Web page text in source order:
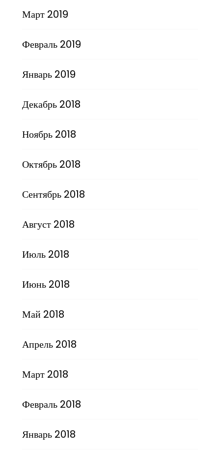
Март 2019
Февраль 2019
Январь 2019
Декабрь 2018
Ноябрь 2018
Октябрь 2018
Сентябрь 2018
Август 2018
Июль 2018
Июнь 2018
Май 2018
Апрель 2018
Март 2018
Февраль 2018
Январь 2018